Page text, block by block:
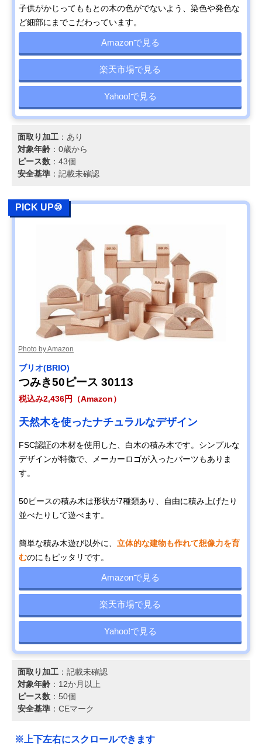
子供がかじってももとの木の色がでないよう、染色や発色な
ど細部にまでこだわっています。
Amazonで見る
楽天市場で見る
Yahoo!で見る
面取り加工 ：あり
対象年齢 ：0歳から
ピース数 ：43個
安全基準 ：記載未確認
PICK UP⑩
Photo by Amazon
ブリオ(BRIO)
つみき50ピース 30113
税込み2,436円（Amazon）
天然木を使ったナチュラルなデザイン
FSC認証の木材を使用した、白木の積み木です。シンプルな
デザインが特徴で、メーカーロゴが入ったパーツもありま
す。
50ピースの積み木は形状が7種類あり、自由に積み上げたり
並べたりして遊べます。
簡単な積み木遊び以外に、 立体的な建物も作れて想像力を育
むのにもピッタリです。
Amazonで見る
楽天市場で見る
Yahoo!で見る
面取り加工 ：記載未確認
対象年齢 ：12か月以上
ピース数 ：50個
安全基準 ：CEマーク
※上下左右にスクロールできます